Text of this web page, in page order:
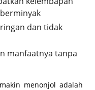
dan tidak
manfaatnya tanpa
menonjol adalah